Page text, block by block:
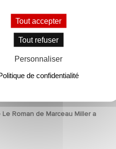
Roman de Marceau Miller a
Tout accepter
Tout refuser
Personnaliser
de confidentialité